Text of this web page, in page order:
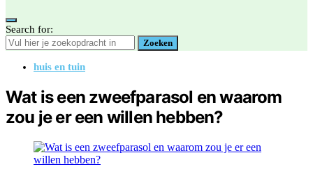
Search for:
Zoeken
huis en tuin
Wat is een zweefparasol en waarom
zou je er een willen hebben?